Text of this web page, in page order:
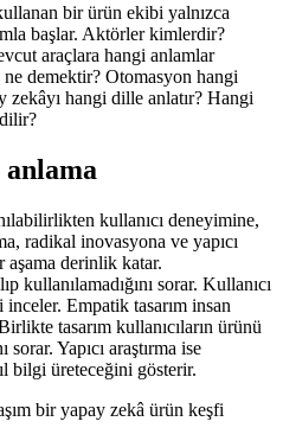
bir ürün ekibi yalnızca
başlar. Aktörler kimlerdir?
araçlara hangi anlamlar
demektir? Otomasyon hangi
zekâyı hangi dille anlatır? Hangi
kullanıcı deneyimine,
radikal inovasyona ve yapıcı
aşama derinlik katar.
kullanılamadığını sorar. Kullanıcı
Empatik tasarım insan
tasarım kullanıcıların ürünü
sorar. Yapıcı araştırma ise
bilgi üreteceğini gösterir.
bir yapay zekâ ürün keşfi